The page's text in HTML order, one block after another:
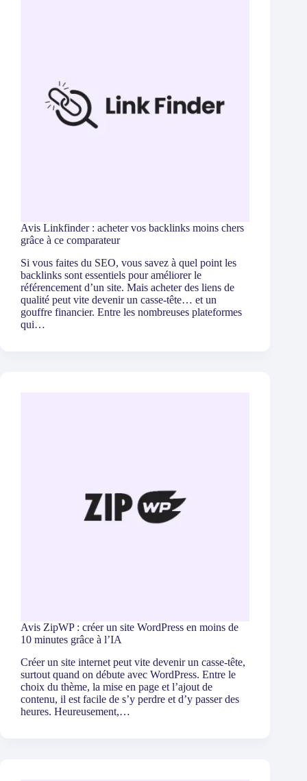
Avis Linkfinder : acheter vos backlinks moins chers
grâce à ce comparateur
Si vous faites du SEO, vous savez à quel point les
backlinks sont essentiels pour améliorer le
référencement d’un site. Mais acheter des liens de
qualité peut vite devenir un casse-tête… et un
gouffre financier. Entre les nombreuses plateformes
qui…
Avis ZipWP : créer un site WordPress en moins de
10 minutes grâce à l’IA
Créer un site internet peut vite devenir un casse-tête,
surtout quand on débute avec WordPress. Entre le
choix du thème, la mise en page et l’ajout de
contenu, il est facile de s’y perdre et d’y passer des
heures. Heureusement,…